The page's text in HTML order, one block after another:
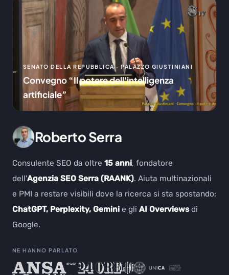
SENATO DELLA REPUBBLICA · PALAZZO GIUSTINIANI
Convegno “Il potere dell'intelligenza
artificiale”
Roberto Serra
Consulente SEO da oltre 15 anni, fondatore
dell'Agenzia SEO Serra (RAANK). Aiuta multinazionali
e PMI a restare visibili dove la ricerca si sta spostando:
ChatGPT, Perplexity, Gemini e gli AI Overviewsdi
Google.
NE HANNO PARLATO